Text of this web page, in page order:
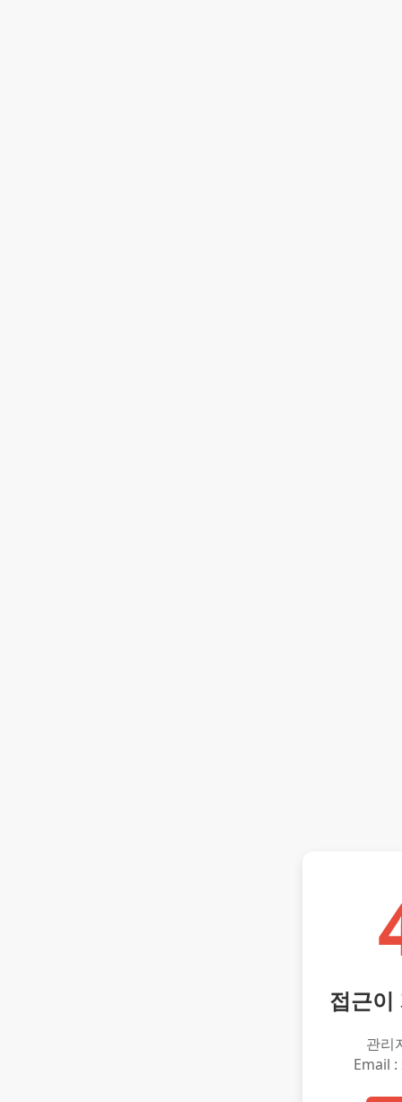
접근이
관리
Email